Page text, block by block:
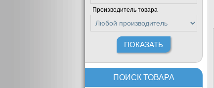
Производитель товара
ПОИСК ТОВАРА